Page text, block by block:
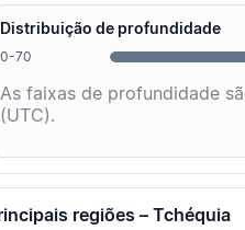
Distribuição de profundidade
0-70
As faixas de profundidade
(UTC).
regiões – Tchéquia